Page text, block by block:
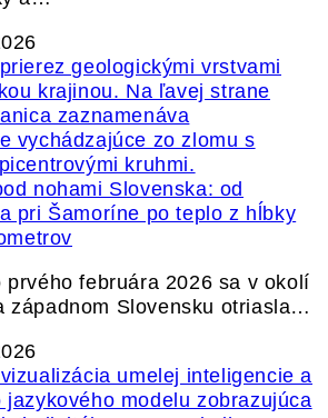
nohami Slovenska: od
pri Šamoríne po teplo z hĺbky
prvého februára 2026 sa v okolí
západnom Slovensku otriasla…